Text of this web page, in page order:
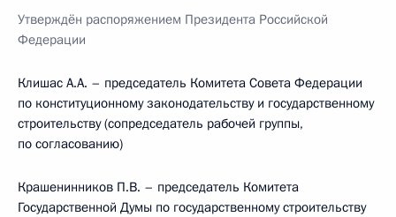
Утверждён распоряжением Президента Российской
Федерации
Клишас А.А. – председатель Комитета Совета Федерации
по конституционному законодательству и государственному
строительству (сопредседатель рабочей группы,
по согласованию)
Крашенинников П.В. – председатель Комитета
Государственной Думы по государственному строительству